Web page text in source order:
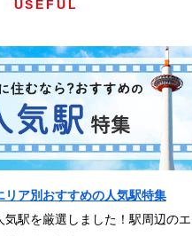
USEFUL
リア別おすすめの人気駅特集
気駅を厳選しました！駅周辺のエ